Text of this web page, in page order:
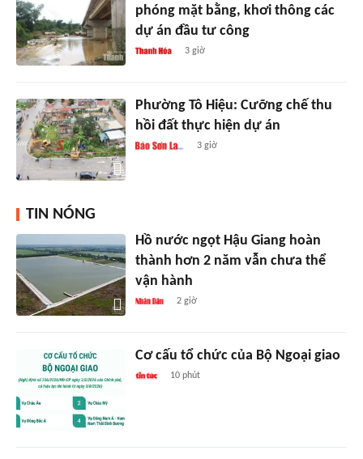
phóng mặt bằng, khơi thông các
dự án đầu tư công
3 giờ
Phường Tô Hiệu: Cưỡng chế thu
hồi đất thực hiện dự án
3 giờ
TIN NÓNG
Hồ nước ngọt Hậu Giang hoàn
thành hơn 2 năm vẫn chưa thể
vận hành
2 giờ
Cơ cấu tổ chức của Bộ Ngoại giao
10 phút